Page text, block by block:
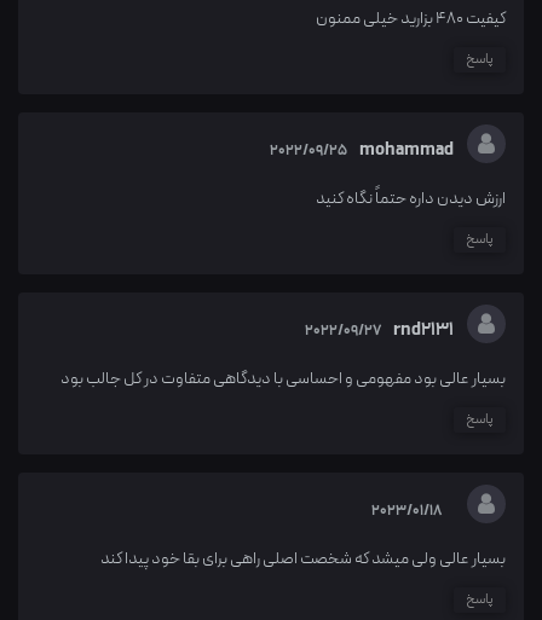
کیفیت ۴۸۰ بزارید خیلی ممنون
پاسخ
mohammad
2022/09/25
ارزش دیدن داره حتماً نگاه کنید
پاسخ
rnd2131
2022/09/27
بسیار عالی بود مفهومی و احساسی با دیدگاهی متفاوت در کل جالب بود
پاسخ
2023/01/18
بسیار عالی ولی میشد که شخصت اصلی راهی برای بقا خود پیدا کند
پاسخ